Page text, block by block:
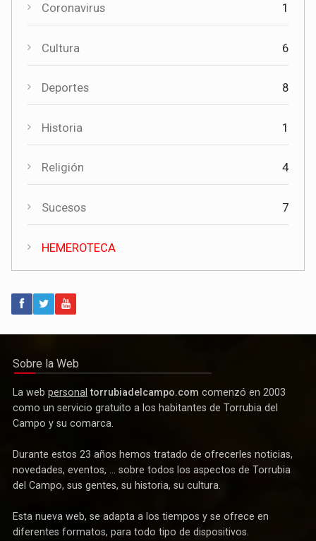
La experiencia de más de quince años respalda la apertura
de una nueva funeraria en Torrubia del Campo
Actualidad
Invierte en Cuenca visita Torrubia del Campo para explorar
Deportes
Después de más de tres décadas vuelve el fútbol federado
Coronavirus 1
Cultura 6
Deportes 8
Historia 1
Religión 4
Sucesos 7
HEMEROTECA
Sobre la Web
La web personal torrubiadelcampo.com comenzó en 2003
como un servicio gratuito a los habitantes de Torrubia del
Campo y su comarca.
Durante estos 23 años hemos tratado de ofrecerles noticias,
novedades, eventos, ... sobre todos los aspectos de Torrubia
del Campo, sus gentes, su historia, su cultura.
Esta nueva web, se adapta a los tiempos y se ofrece en
diferentes formatos, para todo tipo de dispositivos.